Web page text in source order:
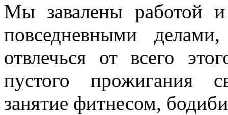
Мы завалены работой
повседневными
отвлечься от всего
пустого прожигания
занятие фитнесом,